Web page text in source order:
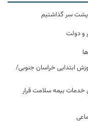
پشت سر گذاشتیم
و دولت
ابتدایی خراسان جنوبی/
خدمات بیمه سلامت قرار